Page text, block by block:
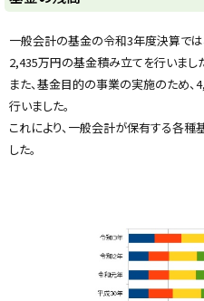
ッ
プ
に
戻
る
一般会計の基金の令和3年度決算では
2,435万円の基金積み立てを行いまし
また、基金目的の事業の実施のため、
行いました。
これにより、一般会計が保有する各
した。